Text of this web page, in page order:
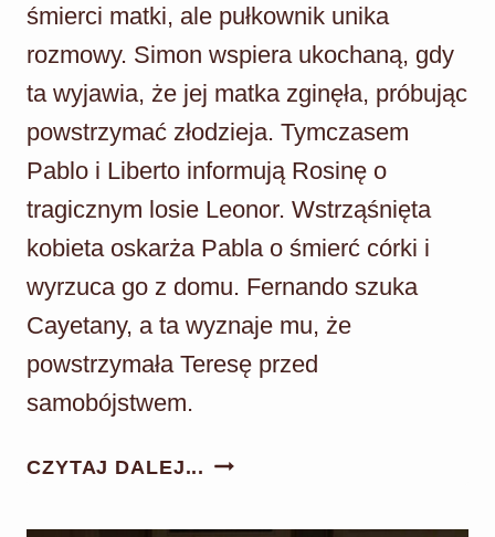
śmierci matki, ale pułkownik unika
rozmowy. Simon wspiera ukochaną, gdy
ta wyjawia, że jej matka zginęła, próbując
powstrzymać złodzieja. Tymczasem
Pablo i Liberto informują Rosinę o
tragicznym losie Leonor. Wstrząśnięta
kobieta oskarża Pabla o śmierć córki i
wyrzuca go z domu. Fernando szuka
Cayetany, a ta wyznaje mu, że
powstrzymała Teresę przed
samobójstwem.
CZYTAJ DALEJ... AKACJOWA